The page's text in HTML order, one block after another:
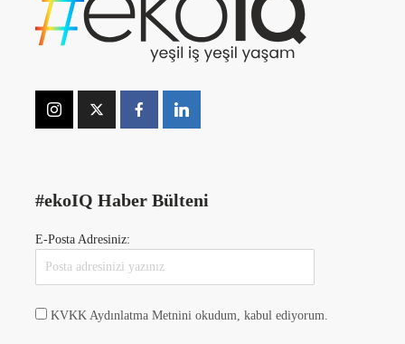
#ekoIQ Haber Bülteni
E-Posta Adresiniz:
KVKK Aydınlatma Metnini okudum, kabul ediyorum.